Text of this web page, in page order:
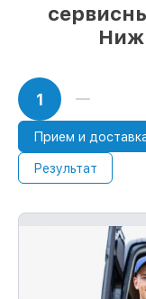
1
Прием и
Результат